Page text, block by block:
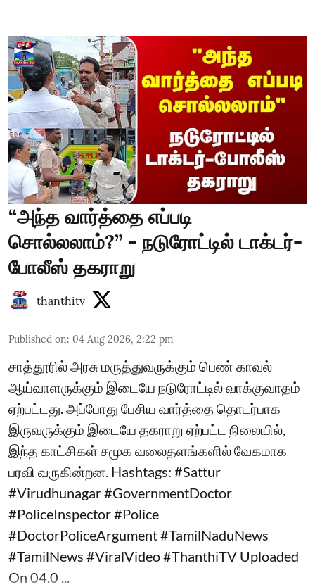
“அந்த வார்த்தை எப்படி
சொல்லலாம்?” - நடுரோட்டில் டாக்டர்-
போலீஸ் தகராறு
thanthitv
Published on: 04 Aug 2026, 2:22 pm
சாத்தூரில் அரசு மருத்துவருக்கும் பெண் காவல்
ஆய்வாளருக்கும் இடையே நடுரோட்டில் வாக்குவாதம்
ஏற்பட்டது. அப்போது பேசிய வார்த்தை தொடர்பாக
இருவருக்கும் இடையே தகராறு ஏற்பட்ட நிலையில்,
இந்த காட்சிகள் சமூக வலைதளங்களில் வேகமாக
பரவி வருகின்றன. Hashtags: #Sattur
#Virudhunagar #GovernmentDoctor
#PoliceInspector #Police
#DoctorPoliceArgument #TamilNaduNews
#TamilNews #ViralVideo #ThanthiTV Uploaded
On 04.0 ...